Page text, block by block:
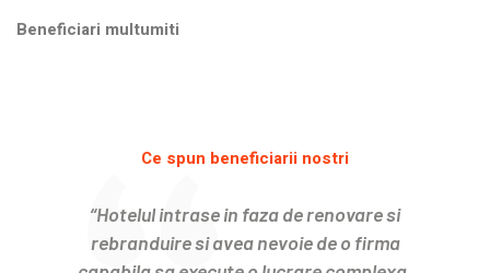
Beneficiari multumiti
Ce spun beneficiarii nostri
“Hotelul intrase in faza de renovare si
rebranduire si avea nevoie de o firma